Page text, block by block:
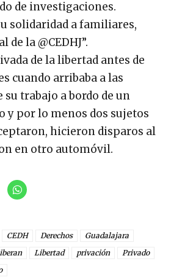
de investigaciones.
solidaridad a familiares,
de la @CEDHJ”.
de la libertad antes de
cuando arribaba a las
trabajo a bordo de un
y por lo menos dos sujetos
hicieron disparos al
en otro automóvil.
CEDH Derechos
Guadalajara
Libertad privación
Privado